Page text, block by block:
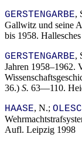
GERSTENGARBE,
Gallwitz und seine
bis 1958.
GERSTENGARBE,
Jahren 1958–1962.
36.) S. 63—110.
HAASE, N.;
Aufl. Leipzig 1998